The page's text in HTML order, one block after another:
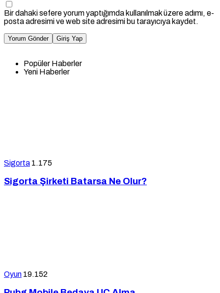
Bir dahaki sefere yorum yaptığımda kullanılmak üzere adımı, e-
posta adresimi ve web site adresimi bu tarayıcıya kaydet.
Yorum Gönder Giriş Yap
Popüler Haberler
Yeni Haberler
Sigorta 1.175
Sigorta Şirketi Batarsa Ne Olur?
Oyun 19.152